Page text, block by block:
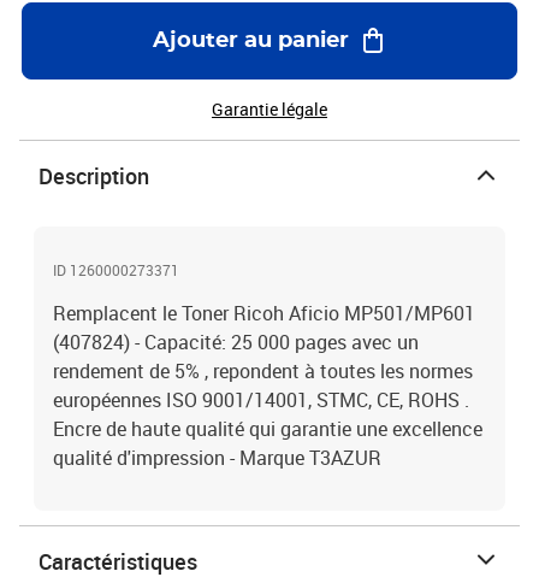
Ajouter au panier
Garantie légale
Description
ID 1260000273371
Remplacent le Toner Ricoh Aficio MP501/MP601
(407824) - Capacité: 25 000 pages avec un
rendement de 5% , repondent à toutes les normes
européennes ISO 9001/14001, STMC, CE, ROHS .
Encre de haute qualité qui garantie une excellence
qualité d'impression - Marque T3AZUR
Caractéristiques